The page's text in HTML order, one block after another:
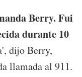
Berry. Fui
durante 10
dijo Berry,
llamada al 911.